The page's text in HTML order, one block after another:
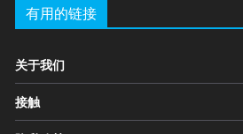
有用的链接
关于我们
接触